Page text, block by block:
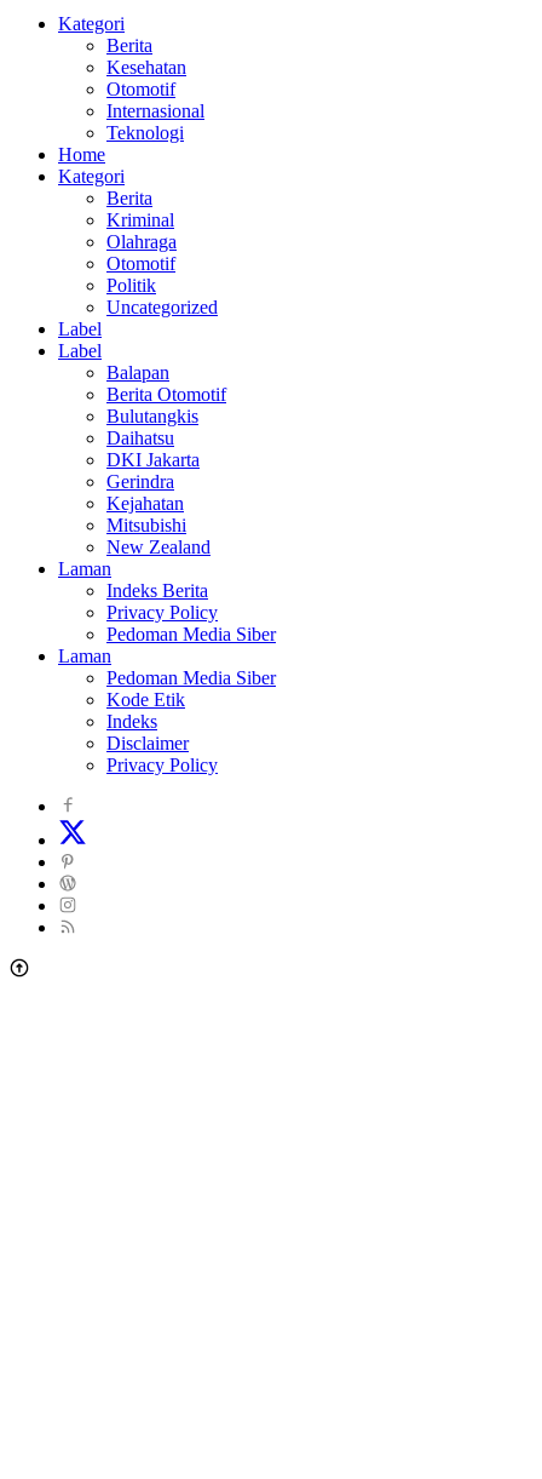
Kategori
Berita
Kesehatan
Otomotif
Internasional
Teknologi
Home
Kategori
Berita
Kriminal
Olahraga
Otomotif
Politik
Uncategorized
Label
Label
Balapan
Berita Otomotif
Bulutangkis
Daihatsu
DKI Jakarta
Gerindra
Kejahatan
Mitsubishi
New Zealand
Laman
Indeks Berita
Privacy Policy
Pedoman Media Siber
Laman
Pedoman Media Siber
Kode Etik
Indeks
Disclaimer
Privacy Policy